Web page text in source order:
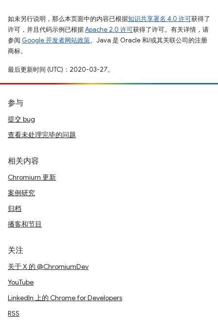
如未另行说明，那么本页面中的内容已根据知识共享署名 4.0 许可获得了
许可，并且代码示例已根据Apache 2.0 许可获得了许可。有关详情，请
参阅 Google 开发者网站政策。Java 是 Oracle 和/或其关联公司的注册
商标。
最后更新时间 (UTC)：2020-03-27。
参与
提交 bug
查看未处理完毕的问题
相关内容
Chromium 更新
案例研究
归档
播客和节目
关注
关于 X 的 @ChromiumDev
YouTube
LinkedIn 上的 Chrome for Developers
RSS